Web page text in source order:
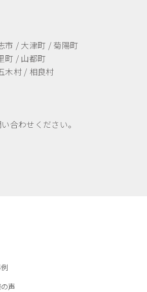
市 / 大津町 / 菊陽町
町 / 山都町
木村 / 相良村
合わせください。
声